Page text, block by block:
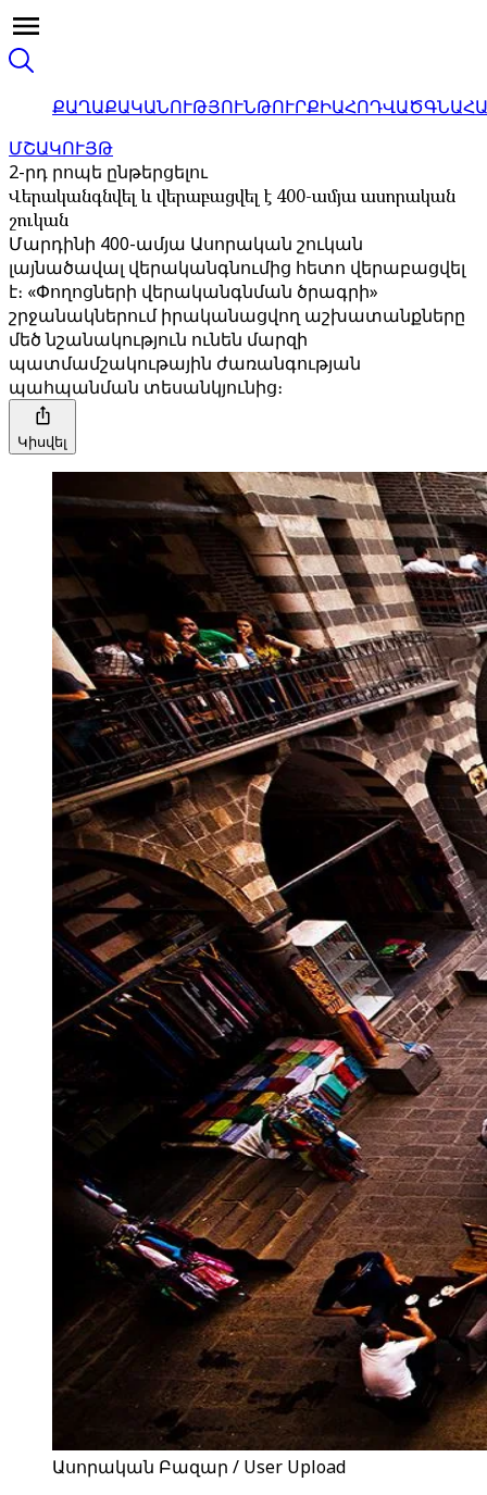
ՔԱՂԱՔԱԿԱՆՈՒԹՅՈՒՆԹՈՒՐՔԻԱՀՈԴՎԱԾ
ՄՇԱԿՈՒՅԹ
2-րդ րոպե ընթերցելու
Վերականգնվել և վերաբացվել է 400-ամյա ասորական
շուկան
Մարդինի 400-ամյա Ասորական շուկան
լայնածավալ վերականգնումից հետո վերաբացվել
է։ «Փողոցների վերականգնման ծրագրի»
շրջանակներում իրականացվող աշխատանքները
մեծ նշանակություն ունեն մարզի
պատմամշակութային ժառանգության
պահպանման տեսանկյունից։
Կիսվել
Ասորական Բազար / User Upload